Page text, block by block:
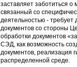
заставляет заботиться
связанный со
деятельностью - требует
документов со стороны
обработки документов
СЭД, как возможность
документов, реализация
распределенной среде.